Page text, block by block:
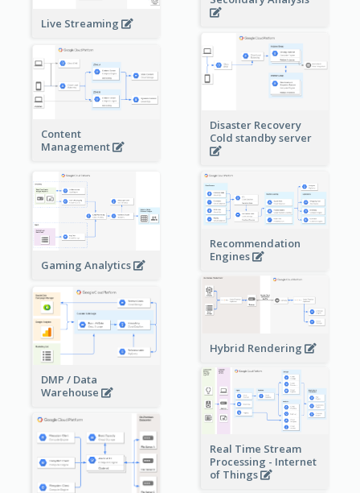
Live Streaming
Disaster Recovery
Cold standby server
Content
Management
Gaming Analytics
Recommendation
Engines
Hybrid Rendering
DMP / Data
Warehouse
Real Time Stream
Processing - Internet
of Things